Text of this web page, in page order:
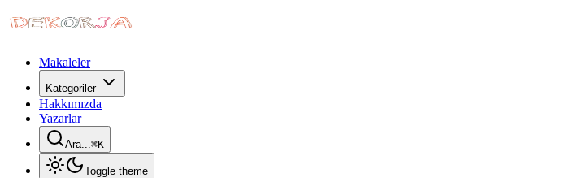
Makaleler
Kategoriler
Hakkımızda
Yazarlar
Ara...⌘K
Toggle theme